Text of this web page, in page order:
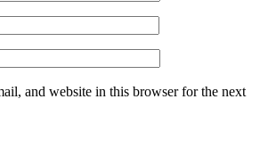
and website in this browser for the next